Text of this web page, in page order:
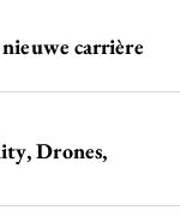
carrière
Drones,